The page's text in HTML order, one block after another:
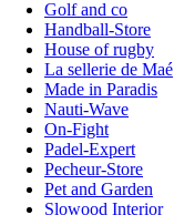
Golf and co
Handball-Store
House of rugby
La sellerie de Maé
Made in Paradis
Nauti-Wave
On-Fight
Padel-Expert
Pecheur-Store
Pet and Garden
Slowood Interior